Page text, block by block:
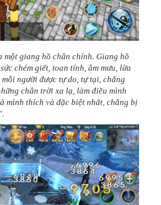
giang hồ chân chính. Giang hồ
chém giết, toan tính, âm mưu, lừa
người được tự do, tự tại, chẳng
chân trời xa lạ, làm điều mình
mình thích và đặc biệt nhất, chẳng bị
.